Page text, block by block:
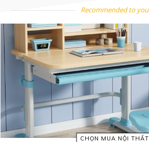
Recommended to you
CHỌN MUA NỘI THẤT